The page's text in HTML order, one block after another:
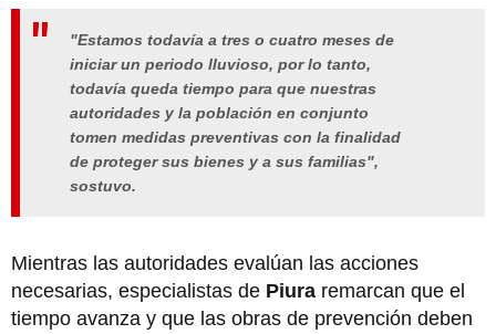
"Estamos todavía a tres o cuatro meses de
iniciar un periodo lluvioso, por lo tanto,
todavía queda tiempo para que nuestras
autoridades y la población en conjunto
tomen medidas preventivas con la finalidad
de proteger sus bienes y a sus familias",
sostuvo.
Mientras las autoridades evalúan las acciones
necesarias, especialistas de Piura remarcan que el
tiempo avanza y que las obras de prevención deben